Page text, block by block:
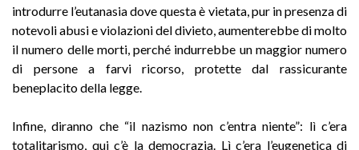
introdurre l’eutanasia dove questa è vietata, pur in presenza di
notevoli abusi e violazioni del divieto, aumenterebbe di molto
il numero delle morti, perché indurrebbe un maggior numero
di persone a farvi ricorso, protette dal rassicurante
beneplacito della legge.
Infine, diranno che “il nazismo non c’entra niente”: lì c’era
totalitarismo, qui c’è la democrazia. Lì c’era l’eugenetica di